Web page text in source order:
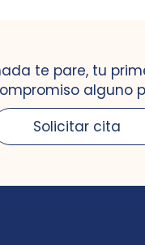
te pare, tu
alguno
Solicitar cita